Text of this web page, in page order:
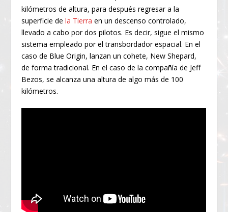
kilómetros de altura, para después regresar a la
superficie dela Tierra en un descenso controlado,
llevado a cabo por dos pilotos. Es decir, sigue el mismo
sistema empleado por el transbordador espacial. En el
caso de Blue Origin, lanzan un cohete, New Shepard,
de forma tradicional. En el caso de la compañía de Jeff
Bezos, se alcanza una altura de algo más de 100
kilómetros.